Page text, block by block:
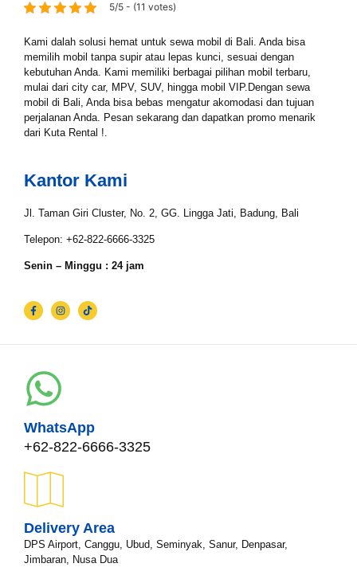
5/5 - (11 votes)
Kami dalah solusi hemat untuk sewa mobil di Bali. Anda bisa
memilih mobil tanpa supir atau lepas kunci, sesuai dengan
kebutuhan Anda. Kami memiliki berbagai pilihan mobil terbaru,
mulai dari city car, MPV, SUV, hingga mobil VIP.Dengan sewa
mobil di Bali, Anda bisa bebas mengatur akomodasi dan tujuan
perjalanan Anda. Pesan sekarang dan dapatkan promo menarik
dari Kuta Rental !.
Kantor Kami
Jl. Taman Giri Cluster, No. 2, GG. Lingga Jati, Badung, Bali
Telepon: +62-822-6666-3325
Senin – Minggu : 24 jam
WhatsApp
+62-822-6666-3325
Delivery Area
DPS Airport, Canggu, Ubud, Seminyak, Sanur, Denpasar,
Jimbaran, Nusa Dua